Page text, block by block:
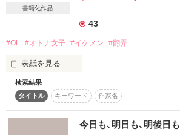
検索対象
キーワード
あらすじ
ジャンル
感想
書籍化作品
43
#OL #オトナ女子 #イケメン #翻弄
表紙を見る
恋は盲目
検索結果
タイトル
キーワード 作家名
今日も､明日も､明後日も